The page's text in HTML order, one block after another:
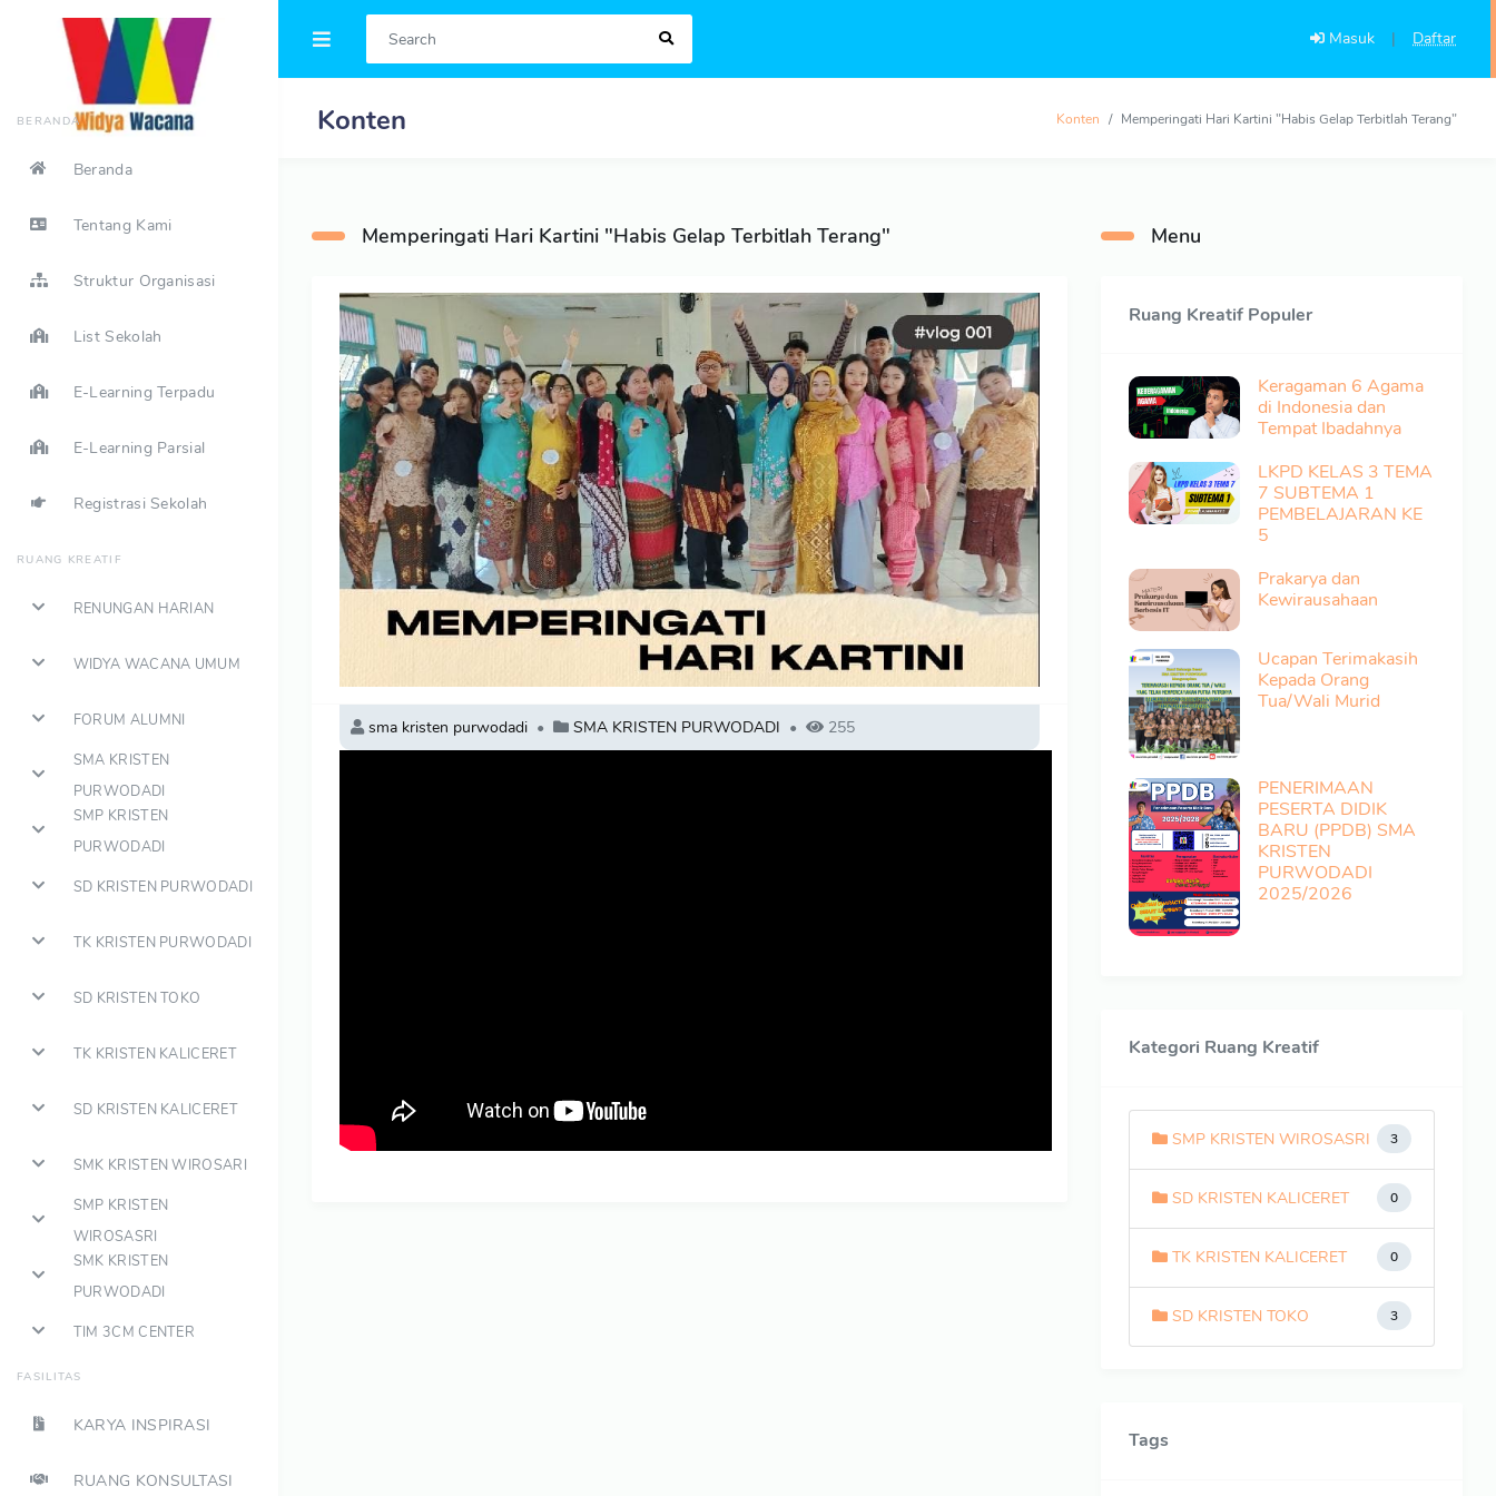
Masuk | Daftar
BERANDA
Beranda
Tentang Kami
Struktur Organisasi
List Sekolah
E-Learning Terpadu
E-Learning Parsial
Registrasi Sekolah
RUANG KREATIF
RENUNGAN HARIAN
WIDYA WACANA UMUM
FORUM ALUMNI
SMA KRISTEN
PURWODADI
SMP KRISTEN
PURWODADI
SD KRISTEN PURWODADI
TK KRISTEN PURWODADI
SD KRISTEN TOKO
TK KRISTEN KALICERET
SD KRISTEN KALICERET
SMK KRISTEN WIROSARI
SMP KRISTEN
WIROSASRI
SMK KRISTEN
PURWODADI
TIM 3CM CENTER
FASILITAS
KARYA INSPIRASI
RUANG KONSULTASI
Konten Konten Memperingati Hari Kartini "Habis Gelap Terbitlah Terang"
Memperingati Hari Kartini "Habis Gelap Terbitlah Terang"
sma kristen purwodadi SMA KRISTEN PURWODADI 255
Menu
Ruang Kreatif Populer
Keragaman 6 Agama
di Indonesia dan
Tempat Ibadahnya
LKPD KELAS 3 TEMA
7 SUBTEMA 1
PEMBELAJARAN KE
5
Prakarya dan
Kewirausahaan
Ucapan Terimakasih
Kepada Orang
Tua/Wali Murid
PENERIMAAN
PESERTA DIDIK
BARU (PPDB) SMA
KRISTEN
PURWODADI
2025/2026
Kategori Ruang Kreatif
SMP KRISTEN WIROSASRI 3
SD KRISTEN KALICERET 0
TK KRISTEN KALICERET 0
SD KRISTEN TOKO 3
Tags